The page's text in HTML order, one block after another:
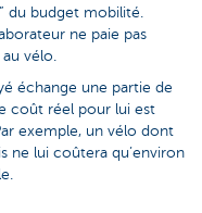
du budget mobilité.
ne paie pas
vélo.
échange une partie de
coût réel pour lui est
exemple, un vélo dont
ne lui coûtera qu’environ